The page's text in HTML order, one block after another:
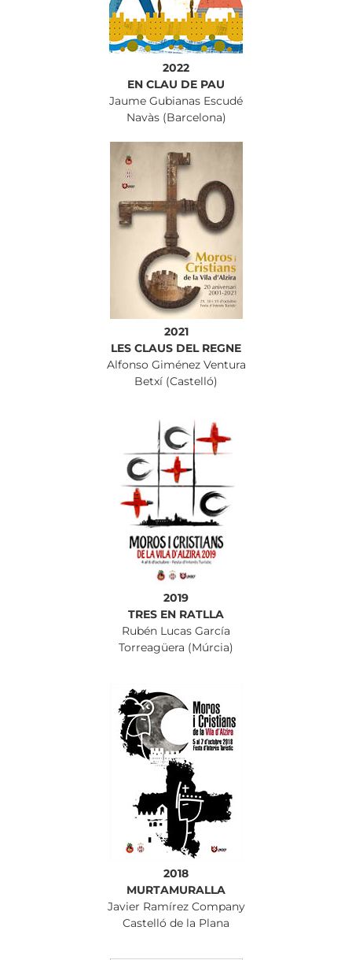
2022
EN CLAU DE PAU
Jaume Gubianas Escudé
Navàs (Barcelona)
2021
LES CLAUS DEL REGNE
Alfonso Giménez Ventura
Betxí (Castelló)
2019
TRES EN RATLLA
Rubén Lucas García
Torreagüera (Múrcia)
2018
MURTAMURALLA
Javier Ramírez Company
Castelló de la Plana